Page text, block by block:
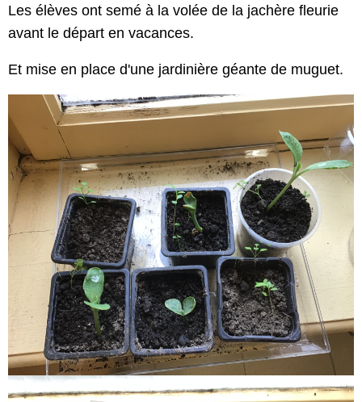
Les élèves ont semé à la volée de la jachère fleurie
avant le départ en vacances.
Et mise en place d'une jardinière géante de muguet.